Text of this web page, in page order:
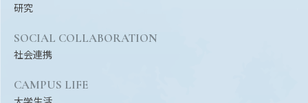
研究
SOCIAL COLLABORATION
社会連携
CAMPUS LIFE